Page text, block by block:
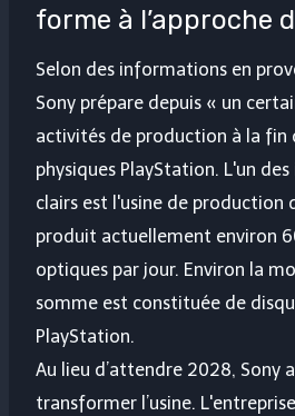
forme à l’approche
Selon des informations en
Sony prépare depuis « un
activités de production à la fin
physiques PlayStation. L'un
clairs est l'usine de production
produit actuellement environ
optiques par jour. Environ la
somme est constituée de
PlayStation.
Au lieu d’attendre 2028, Sony
transformer l’usine.